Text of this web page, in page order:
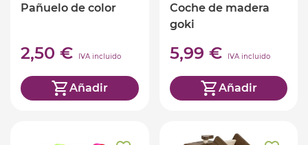
Pañuelo de color
2,50 € IVA incluido
Añadir
Coche de madera
goki
5,99 € IVA incluido
Añadir